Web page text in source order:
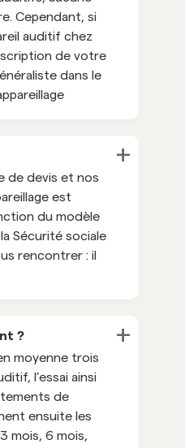
Cependant, si
auditif chez
de votre
dans le
+
de devis et nos
est
du modèle
Sécurité sociale
rencontrer : il
? +
moyenne trois
l’essai ainsi
de
ensuite les
mois, 6 mois,